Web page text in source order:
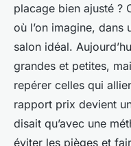
placage bien ajusté ?
où l’on imagine,
salon idéal.
grandes et petites,
repérer celles qui
rapport prix devient
disait qu’avec une
éviter les pièges et